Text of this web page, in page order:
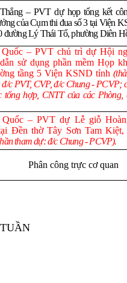
– PVT dự họp tổng kết
của Cụm thi đua số 3 tại Viện
đường Lý Thái Tổ, phường Diên
– PVT chủ trì dự Hội
sử dụng phần mềm Họp
tầng 5 Viện KSND tỉnh
đ/c PVT, CVP, đ/c Chung - PCVP;
tổng hợp, CNTT của các Phòng,
– PVT dự Lễ giỗ
Đền thờ Tây Sơn Tam Kiệt,
tham dự: đ/c Chung - PCVP).
Phân công trực cơ quan